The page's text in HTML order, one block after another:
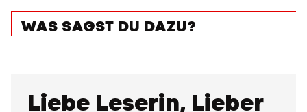
WAS SAGST DU DAZU?
Liebe Leserin, Lieber